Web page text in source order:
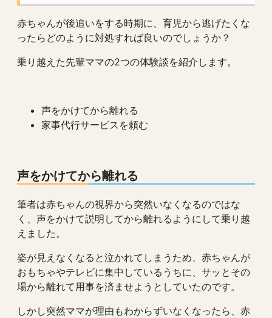
赤ちゃんが後追いをする時期に、育児から逃げたくな
ったらどのように対処すれば良いのでしょうか？
乗り越えた先輩ママの2つの体験談を紹介します。
声をかけてから離れる
家事代行サービスを頼む
声をかけてから離れる
筆者は赤ちゃんの視界から突然いなくなるのではな
く、声をかけて説明してから離れるようにして乗り越
えました。
姿が見えなくなると泣かれてしまうため、赤ちゃんが
おもちゃやテレビに集中しているうちに、サッとその
場から離れて用事を済ませようとしていたのです。
しかし突然ママが理由もわからずいなくなったら、赤